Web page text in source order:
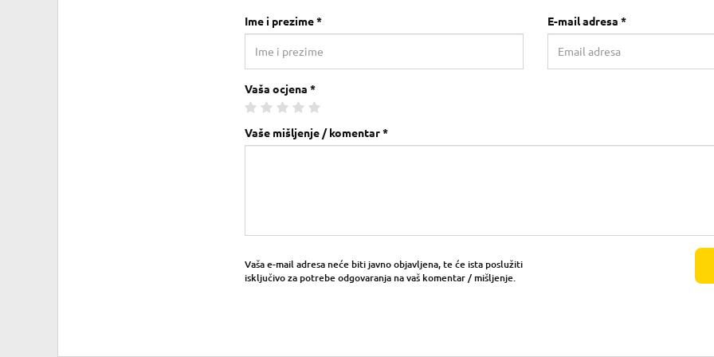
Ime i prezime * E-mail adresa *
Vaša ocjena *
Vaše mišljenje / komentar *
Vaša e-mail adresa neće biti javno objavljena, te će ista poslužiti
isključivo za potrebe odgovaranja na vaš komentar / mišljenje.